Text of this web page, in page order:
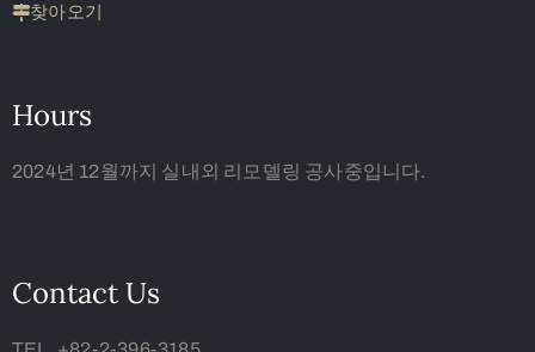
찾아오기
Hours
2024년 12월까지 실내외 리모델링 공사중입니다.
Contact Us